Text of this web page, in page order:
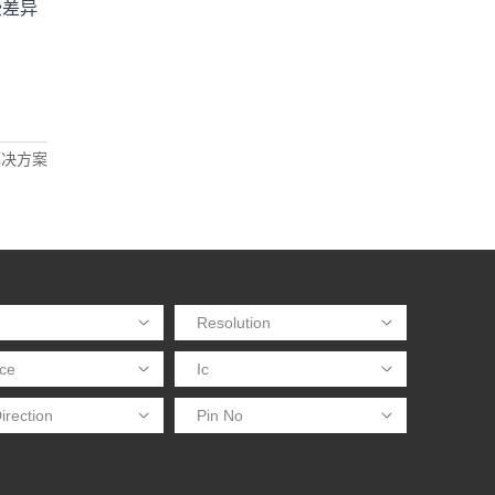
异
方案